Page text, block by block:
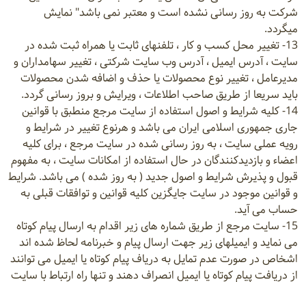
شرکت به روز رسانی نشده است و معتبر نمی باشد" نمایش
میگردد.
13- تغییر محل کسب و کار ، تلفنهای ثابت یا همراه ثبت شده در
سایت ، آدرس ایمیل ، آدرس وب سایت شرکتی ، تغییر سهامداران و
مدیرعامل ، تغییر نوع محصولات یا حذف و اضافه شدن محصولات
باید سریعا از طریق صاحب اطلاعات ، ویرایش و بروز رسانی گردد.
14- کلیه شرایط و اصول استفاده از سایت مرجع منطبق با قوانین
جاری جمهوری اسلامی ایران می باشد و هرنوع تغییر در شرایط و
رویه عملی سایت ، به روز رسانی شده در سایت مرجع ، برای کلیه
اعضاء و بازدیدکنندگان در حال استفاده از امکانات سایت ، به مفهوم
قبول و پذیرش شرایط و اصول جدید ( به روز شده ) می باشد. شرایط
و قوانین موجود در سایت جایگزین کلیه قوانین و توافقات قبلی به
حساب می آید.
15- سایت مرجع از طریق شماره های زیر اقدام به ارسال پیام کوتاه
می نماید و ایمیلهای زیر جهت ارسال پیام و خبرنامه لحاظ شده اند
اشخاص در صورت عدم تمایل به دریاف پیام کوتاه یا ایمیل می توانند
از دریافت پیام کوتاه یا ایمیل انصراف دهند و تنها راه ارتباط با سایت